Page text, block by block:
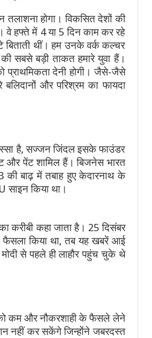
होगा। विकसित देशों की
वे हफ्ते में 4 या 5 दिन काम कर रहे
बिताती थीं। हम उनके वर्क कल्चर
सबसे बड़ी ताकत हमारे युवा हैं।
प्राथमिकता देनी होगी। जैसे-जैसे
और परिश्रम का फायदा
है, सज्जन जिंदल इसके फाउंडर
और पेंट शामिल हैं। बिजनेस भारत
बाढ़ में तबाह हुए केदारनाथ के
साइन किया था।
करीबी कहा जाता है। 25 दिसंबर
फैसला किया था, तब यह खबरें आई
से पहले ही लाहौर पहुंच चुके थे
को कम और नौकरशाही के फैसले लेने
नहीं कर सकेंगे जिन्होंने जबरदस्त